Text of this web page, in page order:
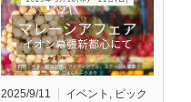
2025/9/11 イベント , ピック